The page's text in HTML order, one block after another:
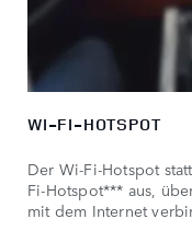
WI-FI-HOTSPOT
Der Wi-Fi-Hotspot
Fi-Hotspot*** aus,
mit dem Internet